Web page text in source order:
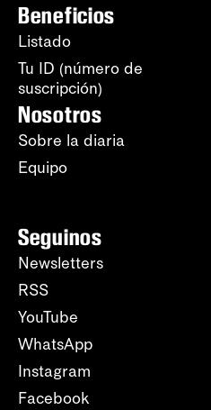
Beneficios
Listado
Tu ID (número de
suscripción)
Nosotros
Sobre la diaria
Equipo
Seguinos
Newsletters
RSS
YouTube
WhatsApp
Instagram
Facebook